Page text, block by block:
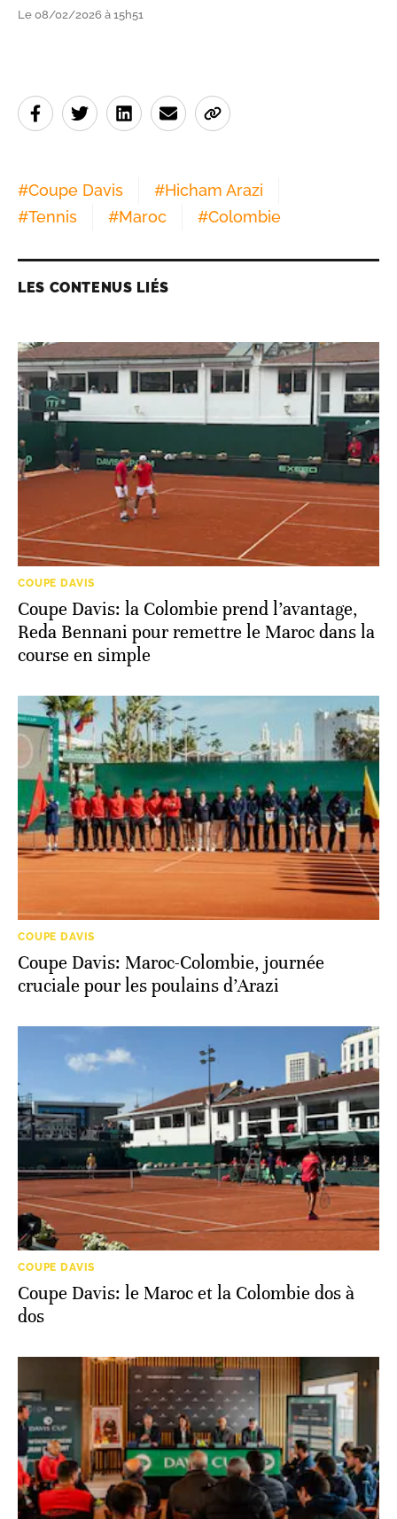
Le 08/02/2026 à 15h51
#Coupe Davis #Hicham Arazi
#Tennis #Maroc #Colombie
LES CONTENUS LIÉS
COUPE DAVIS
Coupe Davis: la Colombie prend l’avantage,
Reda Bennani pour remettre le Maroc dans la
course en simple
COUPE DAVIS
Coupe Davis: Maroc-Colombie, journée
cruciale pour les poulains d’Arazi
COUPE DAVIS
Coupe Davis: le Maroc et la Colombie dos à
dos